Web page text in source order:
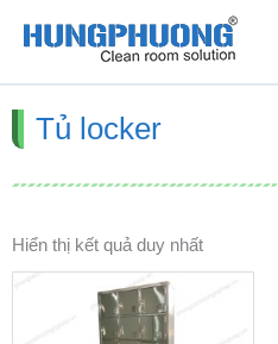
Tủ locker
Hiển thị kết quả duy nhất